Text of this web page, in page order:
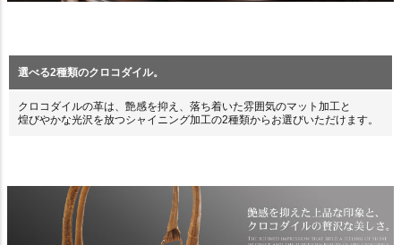
選べる2種類のクロコダイル。
クロコダイルの革は、艶感を抑え、落ち着いた雰囲気のマット加工と
煌びやかな光沢を放つシャイニング加工の2種類からお選びいただけます。